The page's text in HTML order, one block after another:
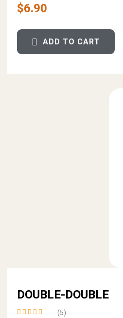
$6.90
ADD TO CART
DOUBLE-DOUBLE
(5)